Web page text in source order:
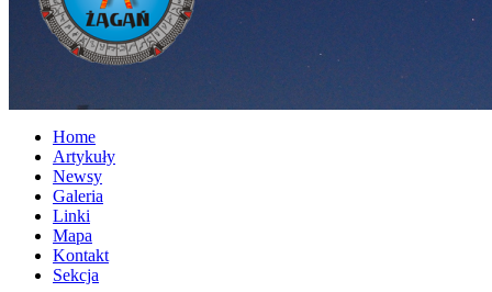
Home
Artykuły
Newsy
Galeria
Linki
Mapa
Kontakt
Sekcja